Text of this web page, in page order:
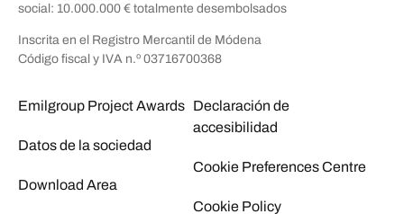
social: 10.000.000 € totalmente desembolsados
Inscrita en el Registro Mercantil de Módena
Código fiscal y IVA n.º 03716700368
Emilgroup Project Awards
Datos de la sociedad
Download Area
Declaración de
accesibilidad
Cookie Preferences Centre
Cookie Policy